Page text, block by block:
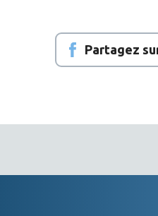
Partagez